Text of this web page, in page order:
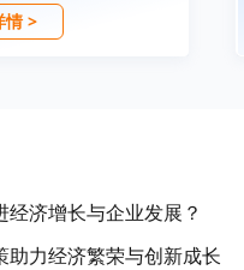
情 >
济增长与企业发展？
力经济繁荣与创新成长